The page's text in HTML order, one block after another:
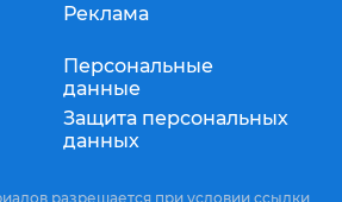
Реклама
Персональные
данные
Защита персональных
данных
разрешается при условии ссылки